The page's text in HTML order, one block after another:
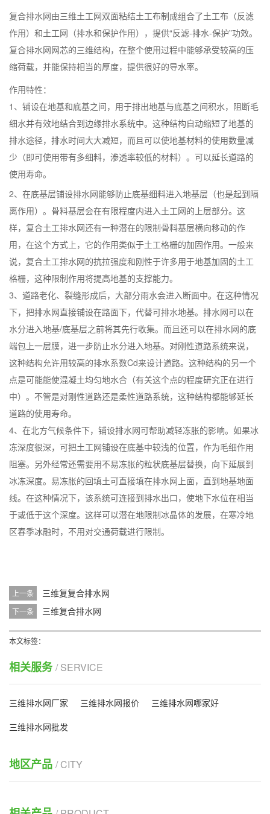
复合排水网由三维土工网双面粘结土工布制成组合了土工布（反滤
作用）和土工网（排水和保护作用），提供“反滤-排水-保护”功效。
复合排水网网芯的三维结构，在整个使用过程中能够承受较高的压
缩荷载，并能保持相当的厚度，提供很好的导水率。
作用特性：
1、铺设在地基和底基之间，用于排出地基与底基之间积水，阻断毛
细水并有效地结合到边缘排水系统中。这种结构自动缩短了地基的
排水途径，排水时间大大减短，而且可以使地基材料的使用数量减
少（即可使用带有多细料，渗透率较低的材料）。可以延长道路的
使用寿命。
2、在底基层铺设排水网能够防止底基细料进入地基层（也是起到隔
离作用）。骨料基层会在有限程度内进入土工网的上层部分。这
样，复合土工排水网还有一种潜在的限制骨料基层横向移动的作
用，在这个方式上，它的作用类似于土工格栅的加固作用。一般来
说，复合土工排水网的抗拉强度和刚性于许多用于地基加固的土工
格栅，这种限制作用将提高地基的支撑能力。
3、道路老化、裂缝形成后，大部分雨水会进入断面中。在这种情况
下，把排水网直接铺设在路面下，代替可排水地基。排水网可以在
水分进入地基/底基层之前将其先行收集。而且还可以在排水网的底
端包上一层膜，进一步防止水分进入地基。对刚性道路系统来说，
这种结构允许用较高的排水系数Cd来设计道路。这种结构的另一个
点是可能能使混凝土均匀地水合（有关这个点的程度研究正在进行
中）。不管是对刚性道路还是柔性道路系统，这种结构都能够延长
道路的使用寿命。
4、在北方气候条件下，铺设排水网可帮助减轻冻胀的影响。如果冰
冻深度很深，可把土工网铺设在底基中较浅的位置，作为毛细作用
阻塞。另外经常还需要用不易冻胀的粒状底基层替换，向下延展到
冰冻深度。易冻胀的回填土可直接填在排水网上面，直到地基地面
线。在这种情况下，该系统可连接到排水出口，使地下水位在相当
于或低于这个深度。这样可以潜在地限制冰晶体的发展，在寒冷地
区春季冰融时，不用对交通荷载进行限制。
上一条 三维复复合排水网
下一条 三维复合排水网
本文标签：
相关服务/ SERVICE
三维排水网厂家 三维排水网报价
三维排水网哪家好
三维排水网批发
地区产品 / CITY